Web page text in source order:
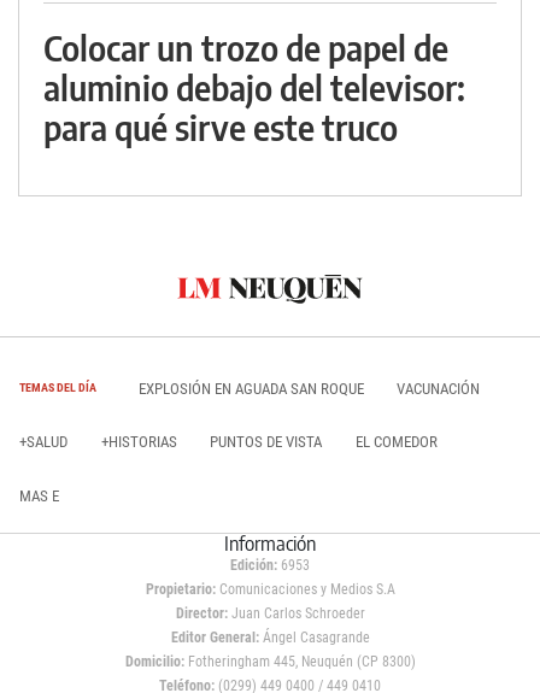
Colocar un trozo de papel de
aluminio debajo del televisor:
para qué sirve este truco
TEMAS DEL DÍA EXPLOSIÓN EN AGUADA SAN ROQUE VACUNACIÓN
+SALUD +HISTORIAS PUNTOS DE VISTA EL COMEDOR
MAS E
Información
Edición: 6953
Propietario:Comunicaciones y Medios S.A
Director: Juan Carlos Schroeder
Editor General:Ángel Casagrande
Domicilio:Fotheringham 445, Neuquén (CP 8300)
Teléfono: (0299) 449 0400 / 449 0410